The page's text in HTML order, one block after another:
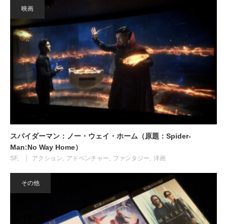
映画
スパイダーマン：ノー・ウェイ・ホーム（原題：Spider-
Man:No Way Home）
SF アクション アドベンチャー ファンタジー 洋画
その他